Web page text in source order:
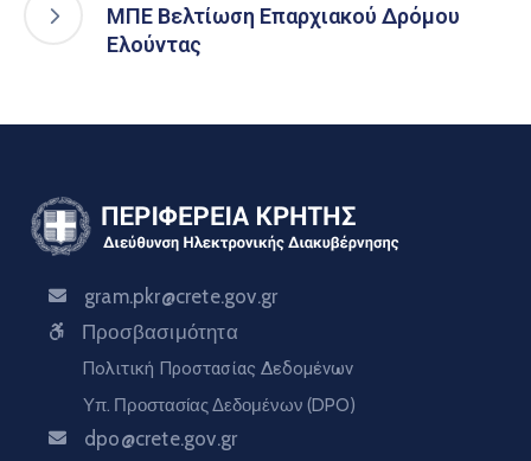
ΜΠΕ Βελτίωση Επαρχιακού Δρόμου
Ελούντας
gram.pkr@crete.gov.gr
Προσβασιμότητα
Πολιτική Προστασίας Δεδομένων
Υπ. Προστασίας Δεδομένων (DPO)
dpo@crete.gov.gr